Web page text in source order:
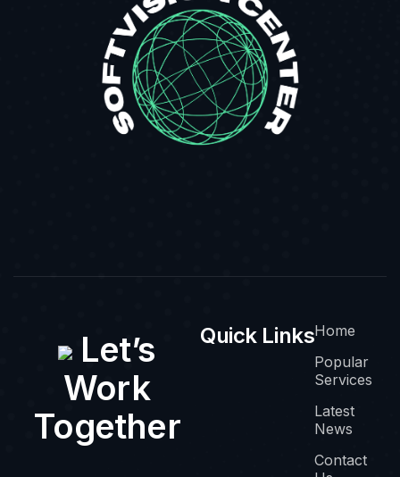
Let’s
Work
Together
Quick LinksHome
Popular
Services
Latest
News
Contact